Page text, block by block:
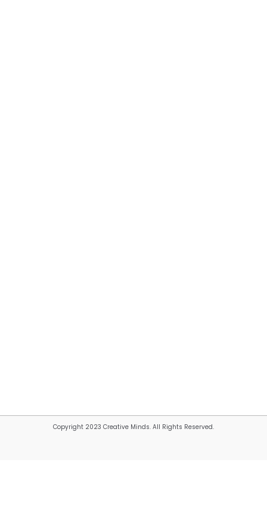
Copyright 2023 Creative Minds. All Rights Reserved.